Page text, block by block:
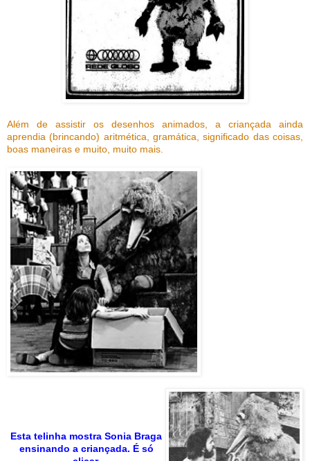
Além de assistir os desenhos animados, a criançada ainda
aprendia (brincando) aritmética, gramática, significado das coisas,
boas maneiras e muito, muito mais.
Esta telinha mostra Sonia Braga
ensinando a criançada. É só